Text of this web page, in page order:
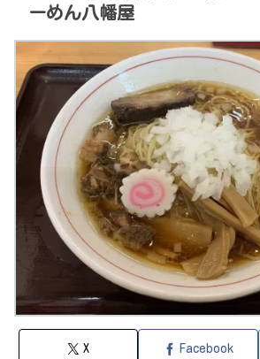
ーめん八幡屋
X Facebook